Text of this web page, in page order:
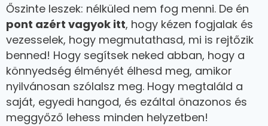
Őszinte leszek: nélküled nem fog menni. De én
pont azért vagyok itt, hogy kézen fogjalak és
vezesselek, hogy megmutathasd, mi is rejtőzik
benned! Hogy segítsek neked abban, hogy a
könnyedség élményét élhesd meg, amikor
nyilvánosan szólalsz meg. Hogy megtaláld a
saját, egyedi hangod, és ezáltal önazonos és
meggyőző lehess minden helyzetben!